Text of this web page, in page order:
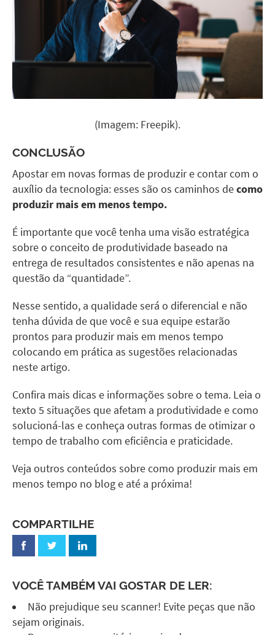
(Imagem: Freepik).
CONCLUSÃO
Apostar em novas formas de produzir e contar com o
auxílio da tecnologia: esses são os caminhos decomo
produzir mais em menos tempo.
É importante que você tenha uma visão estratégica
sobre o conceito de produtividade baseado na
entrega de resultados consistentes e não apenas na
questão da “quantidade”.
Nesse sentido, a qualidade será o diferencial e não
tenha dúvida de que você e sua equipe estarão
prontos para produzir mais em menos tempo
colocando em prática as sugestões relacionadas
neste artigo.
Confira mais dicas e informações sobre o tema. Leia o
texto 5 situações que afetam a produtividade e como
solucioná-las e conheça outras formas de otimizar o
tempo de trabalho com eficiência e praticidade.
Veja outros conteúdos sobre como produzir mais em
menos tempo no bloge até a próxima!
COMPARTILHE
VOCÊ TAMBÉM VAI GOSTAR DE LER:
Não prejudique seu scanner! Evite peças que não
sejam originais.